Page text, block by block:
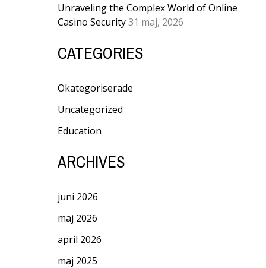
Unraveling the Complex World of Online
Casino Security31 maj, 2026
CATEGORIES
Okategoriserade
Uncategorized
Education
ARCHIVES
juni 2026
maj 2026
april 2026
maj 2025